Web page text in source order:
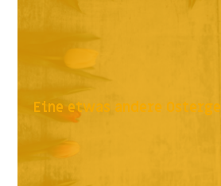
Eine etwas andere